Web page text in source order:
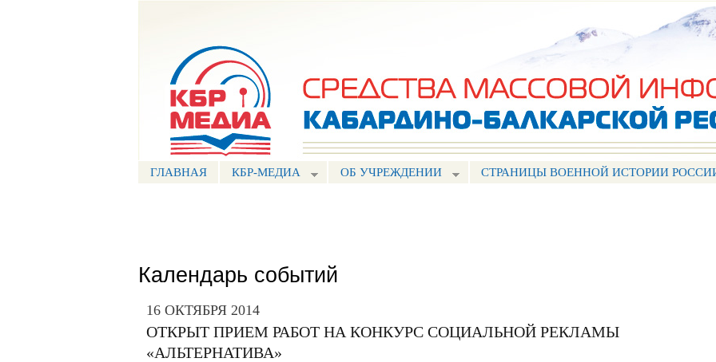
ГЛАВНАЯ КБР-МЕДИА ОБ УЧРЕЖДЕНИИ СТРАНИЦЫ ВОЕННОЙ ИСТОРИИ
Календарь событий
16 ОКТЯБРЯ 2014
ОТКРЫТ ПРИЕМ РАБОТ НА КОНКУРС СОЦИАЛЬНОЙ РЕКЛАМЫ
«АЛЬТЕРНАТИВА»